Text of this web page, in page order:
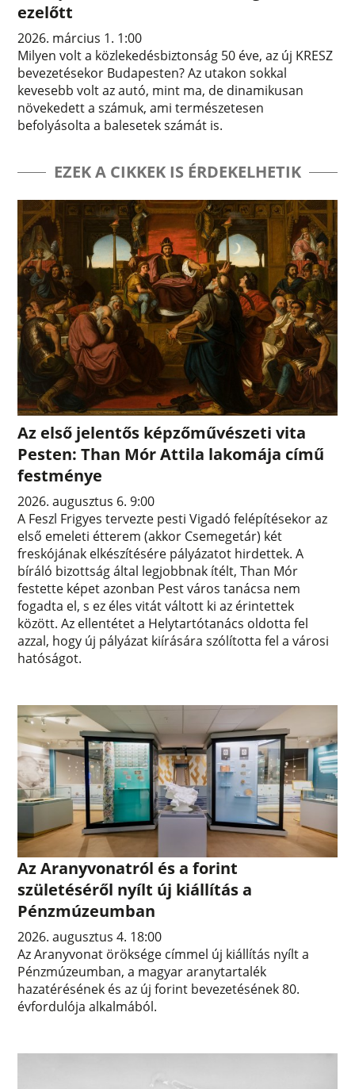
ezelőtt
2026. március 1. 1:00
Milyen volt a közlekedésbiztonság 50 éve, az új KRESZ
bevezetésekor Budapesten? Az utakon sokkal
kevesebb volt az autó, mint ma, de dinamikusan
növekedett a számuk, ami természetesen
befolyásolta a balesetek számát is.
EZEK A CIKKEK IS ÉRDEKELHETIK
Az első jelentős képzőművészeti vita
Pesten: Than Mór Attila lakomája című
festménye
2026. augusztus 6. 9:00
A Feszl Frigyes tervezte pesti Vigadó felépítésekor az
első emeleti étterem (akkor Csemegetár) két
freskójának elkészítésére pályázatot hirdettek. A
bíráló bizottság által legjobbnak ítélt, Than Mór
festette képet azonban Pest város tanácsa nem
fogadta el, s ez éles vitát váltott ki az érintettek
között. Az ellentétet a Helytartótanács oldotta fel
azzal, hogy új pályázat kiírására szólította fel a városi
hatóságot.
Az Aranyvonatról és a forint
születéséről nyílt új kiállítás a
Pénzmúzeumban
2026. augusztus 4. 18:00
Az Aranyvonat öröksége címmel új kiállítás nyílt a
Pénzmúzeumban, a magyar aranytartalék
hazatérésének és az új forint bevezetésének 80.
évfordulója alkalmából.